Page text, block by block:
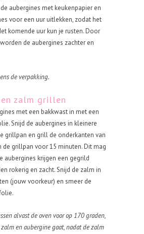
aubergines met keukenpapier en
voor een uur uitlekken, zodat het
komende uur kun je rusten. Door
de aubergines zachter en
de verpakking.
zalm grillen
met een bakkwast in met een
Snijd de aubergines in kleinere
grillpan en grill de onderkanten van
de grillpan voor 15 minuten. Dit mag
aubergines krijgen een gegrild
rokerig en zacht. Snijd de zalm in
(jouw voorkeur) en smeer de
alvast de oven voor op 170 graden,
en aubergine gaat, nadat de zalm